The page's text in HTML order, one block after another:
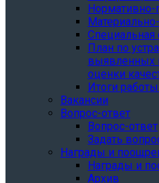
Специальная
План по
выявленных
оценки
Итоги
Вакансии
Вопрос-ответ
Вопрос-ответ
Задать
Награды и
Награды и
Архив